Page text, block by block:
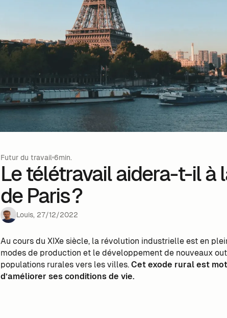
Futur du travail 6min.
Le télétravail aidera-t-il à
de Paris ?
Louis, 27/12/2022
Au cours du XIXe siècle, la révolution industrielle est en
modes de production et le développement de nouveaux
populations rurales vers les villes.Cet exode rural est
d’améliorer ses conditions de vie.